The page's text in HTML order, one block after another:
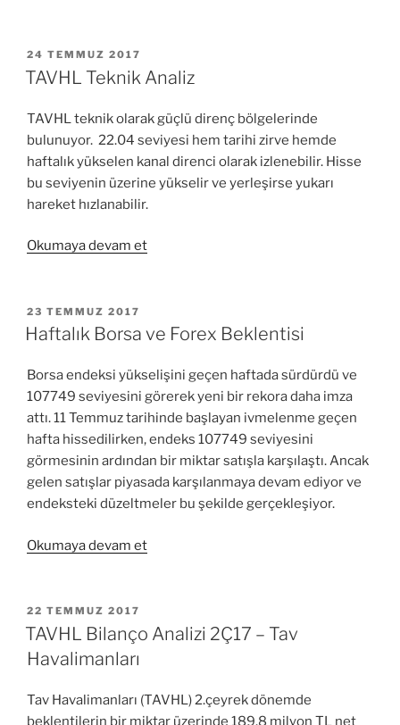
YAYIM
TARIHI
24 TEMMUZ 2017
TAVHL Teknik Analiz
TAVHL teknik olarak güçlü direnç bölgelerinde
bulunuyor. 22.04 seviyesi hem tarihi zirve hemde
haftalık yükselen kanal direnci olarak izlenebilir. Hisse
bu seviyenin üzerine yükselir ve yerleşirse yukarı
hareket hızlanabilir.
Okumaya devam et“TAVHL
YAYIM
TARIHI
23 TEMMUZ 2017
Haftalık Borsa ve Forex Beklentisi
Borsa endeksi yükselişini geçen haftada sürdürdü ve
107749 seviyesini görerek yeni bir rekora daha imza
attı. 11 Temmuz tarihinde başlayan ivmelenme geçen
hafta hissedilirken, endeks 107749 seviyesini
görmesinin ardından bir miktar satışla karşılaştı. Ancak
gelen satışlar piyasada karşılanmaya devam ediyor ve
endeksteki düzeltmeler bu şekilde gerçekleşiyor.
Okumaya devam et“Haftalık
Beklentisi”
YAYIM
TARIHI
22 TEMMUZ 2017
TAVHL Bilanço Analizi 2Ç17 – Tav
Havalimanları
Tav Havalimanları (TAVHL) 2.çeyrek dönemde
beklentilerin bir miktar üzerinde 189.8 milyon TL net